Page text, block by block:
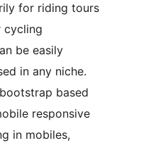
for riding tours
cycling
be easily
in any niche.
based
responsive
in mobiles,